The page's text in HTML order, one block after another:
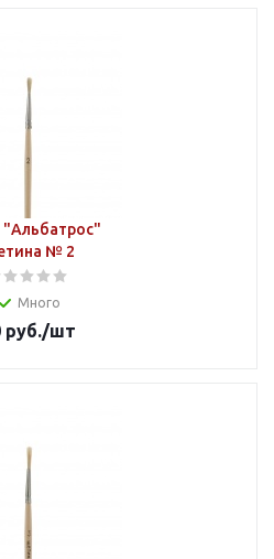
"Альбатрос"
№ 2
Много
руб./шт